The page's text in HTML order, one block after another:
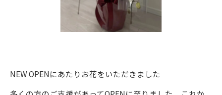
NEW OPENにあたりお花をいただきました